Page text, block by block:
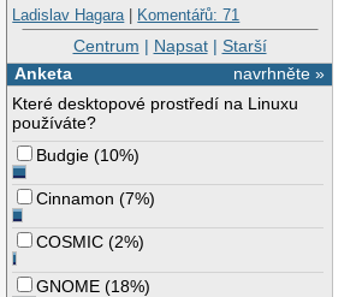
Ladislav Hagara | Komentářů: 71
Centrum | Napsat| Starší
navrhněte »
Anketa
Které desktopové prostředí na Linuxu
používáte?
Budgie (10%)
Cinnamon (7%)
COSMIC (2%)
GNOME (18%)